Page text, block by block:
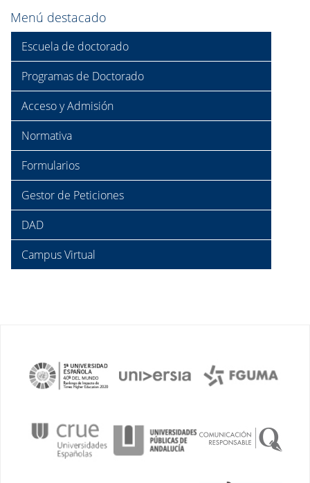
Menú destacado
Escuela de doctorado
Programas de Doctorado
Acceso y Admisión
Normativa
Formularios
Gestor de Peticiones
DAD
Campus Virtual